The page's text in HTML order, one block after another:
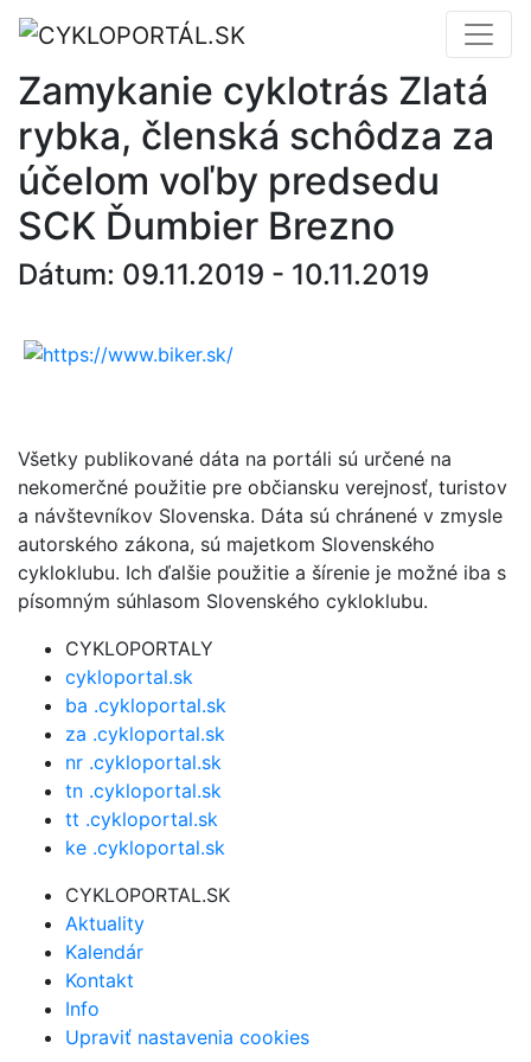
Zamykanie cyklotrás Zlatá
rybka, členská schôdza za
účelom voľby predsedu
SCK Ďumbier Brezno
Dátum: 09.11.2019 - 10.11.2019
Všetky publikované dáta na portáli sú určené na
nekomerčné použitie pre občiansku verejnosť, turistov
a návštevníkov Slovenska. Dáta sú chránené v zmysle
autorského zákona, sú majetkom Slovenského
cykloklubu. Ich ďalšie použitie a šírenie je možné iba s
písomným súhlasom Slovenského cykloklubu.
CYKLOPORTALY
cykloportal.sk
ba .cykloportal.sk
za .cykloportal.sk
nr .cykloportal.sk
tn .cykloportal.sk
tt .cykloportal.sk
ke .cykloportal.sk
CYKLOPORTAL.SK
Aktuality
Kalendár
Kontakt
Info
Upraviť nastavenia cookies